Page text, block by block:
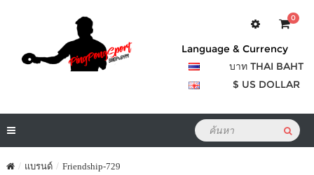
0
Language & Currency
บาท THAI BAHT
$ US DOLLAR
แบรนด์
Friendship-729